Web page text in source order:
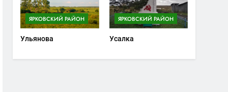
ЯРКОВСКИЙ РАЙОН
Ульянова
ЯРКОВСКИЙ РАЙОН
Усалка